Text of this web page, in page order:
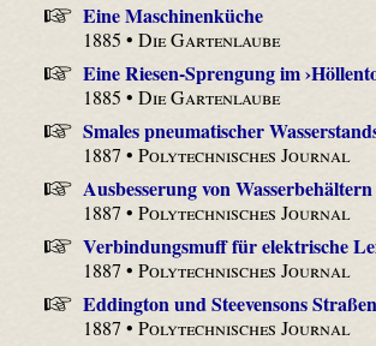
Eine Maschinenküche
1885 •Die Gartenlaube
Eine Riesen-Sprengung im
1885 •Die Gartenlaube
Smales pneumatischer
1887 •Polytechnisches Journal
Ausbesserung von Wasserbehältern
1887 •Polytechnisches Journal
Verbindungsmuff für elektrische
1887 •Polytechnisches Journal
Eddington und Steevensons
1887 •Polytechnisches Journal